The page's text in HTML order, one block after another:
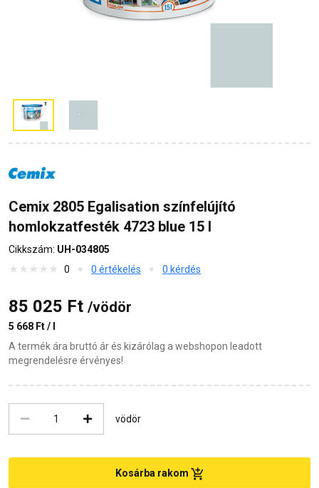
Cemix 2805 Egalisation színfelújító
homlokzatfesték 4723 blue 15 l
Cikkszám: UH-034805
0
0 értékelés 0 kérdés
85 025 Ft /vödör
5 668 Ft / l
A termék ára bruttó ár és kizárólag a webshopon leadott
megrendelésre érvényes!
vödör
Kosárba rakom